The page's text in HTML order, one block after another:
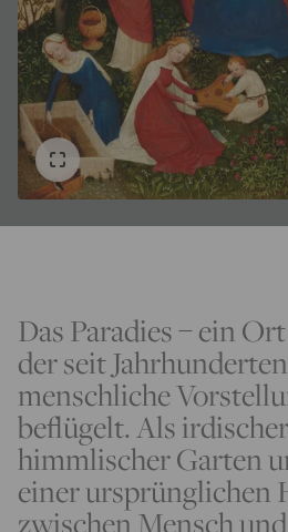
Das Paradies – ein
der seit
menschliche
beflügelt. Als
himmlischer Garten
einer ursprünglichen
zwischen Mensch